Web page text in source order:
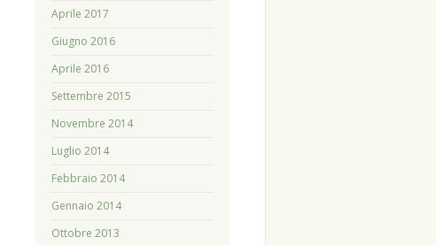
Aprile 2017
Giugno 2016
Aprile 2016
Settembre 2015
Novembre 2014
Luglio 2014
Febbraio 2014
Gennaio 2014
Ottobre 2013